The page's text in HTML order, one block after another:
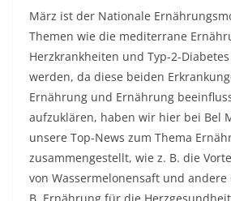
März ist der Nationale
Themen wie die mediterrane
Herzkrankheiten und Typ-2-
werden, da diese beiden
Ernährung und Ernährung
aufzuklären, haben wir hier bei Bel
unsere Top-News zum Thema
zusammengestellt, wie z. B. die
von Wassermelonensaft und andere